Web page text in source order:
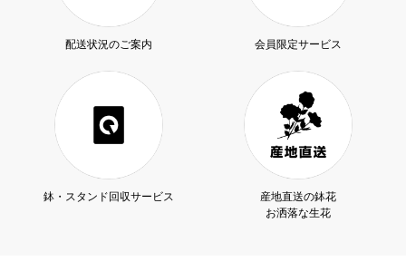
配送状況のご案内 会員限定サービス
鉢・スタンド回収サービス
産地直送の鉢花
お洒落な生花